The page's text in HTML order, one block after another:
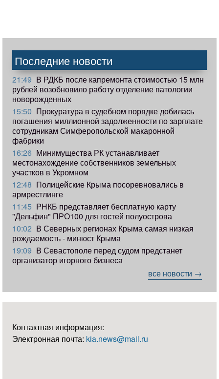
Последние новости
21:49 В РДКБ после капремонта стоимостью 15 млн
рублей возобновило работу отделение патологии
новорожденных
15:50 Прокуратура в судебном порядке добилась
погашения миллионной задолженности по зарплате
сотрудникам Симферопольской макаронной
фабрики
16:26 Минимущества РК устанавливает
местонахождение собственников земельных
участков в Укромном
12:48 Полицейские Крыма посоревновались в
армрестлинге
11:45 РНКБ представляет бесплатную карту
"Дельфин" ПРО100 для гостей полуострова
10:02 В Северных регионах Крыма самая низкая
рождаемость - минюст Крыма
19:09 В Севастополе перед судом предстанет
организатор игорного бизнеса
все новости →
Контактная информация:
Электронная почта: kia.news@mail.ru